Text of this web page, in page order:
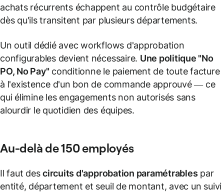
achats récurrents échappent au contrôle budgétaire
dès qu'ils transitent par plusieurs départements.
Un outil dédié avec workflows d'approbation
configurables devient nécessaire. Une politique "No
PO, No Pay" conditionne le paiement de toute facture
à l'existence d'un bon de commande approuvé — ce
qui élimine les engagements non autorisés sans
alourdir le quotidien des équipes.
Au-delà de 150 employés
Il faut descircuits d'approbation paramétrables par
entité, département et seuil de montant, avec un suivi